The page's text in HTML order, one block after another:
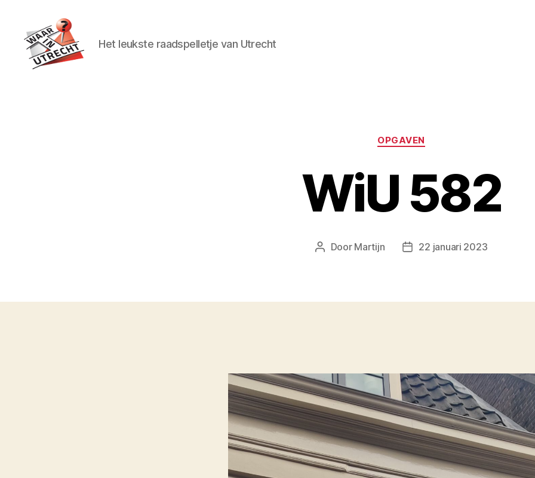
Het leukste raadspelletje van Utrecht
Categorieën
OPGAVEN
WiU 582
Berichtauteur
Door Martijn Berichtdatum
22 januari 2023